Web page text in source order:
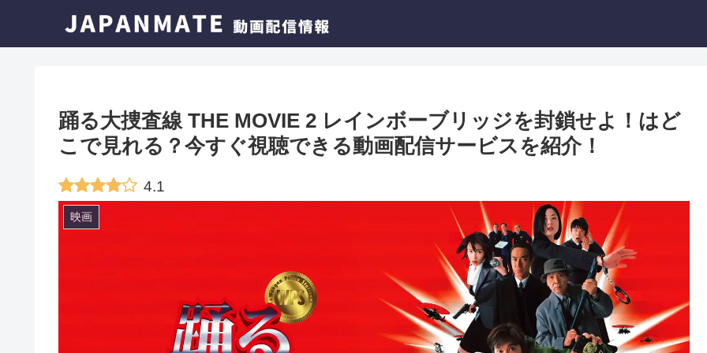
踊る大捜査線 THE MOVIE 2 レインボーブリッジを封鎖せよ！はど
こで見れる？今すぐ視聴できる動画配信サービスを紹介！
4.1
映画